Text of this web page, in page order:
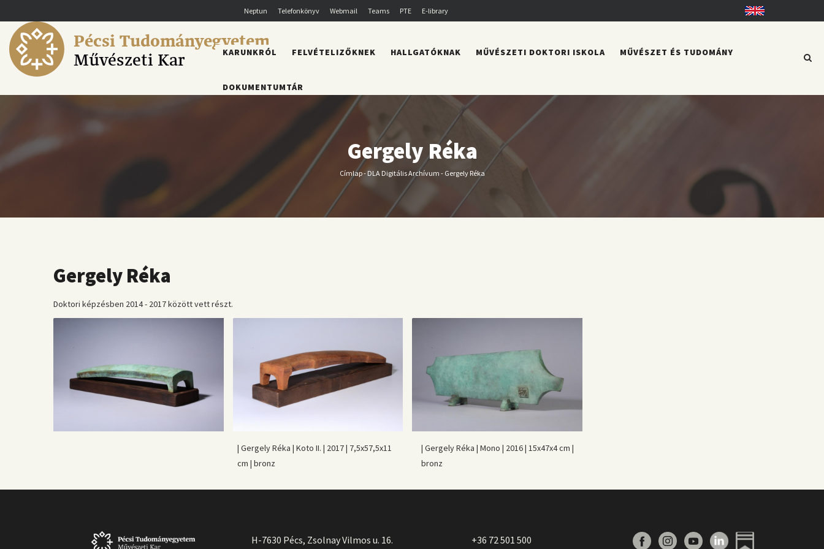
a
tartalomra
Neptun Telefonkönyv Webmail Teams PTE E-library English
Pécsi Tudományegyetem
Művészeti Kar
FŐMENÜ
KARUNKRÓL FELVÉTELIZŐKNEK HALLGATÓKNAK MŰVÉSZETI DOKTORI ISKOLA MŰVÉSZET ÉS TUDOMÁNY
DOKUMENTUMTÁR
Gergely Réka
Morzsa
Címlap-DLA Digitális Archívum - Gergely Réka
Gergely Réka
Doktori képzésben 2014 - 2017 között vett részt.
| Gergely Réka | Koto II. | 2017 | 7,5x57,5x11
cm | bronz
| Gergely Réka | Mono | 2016 | 15x47x4 cm |
bronz
H-7630 Pécs, Zsolnay Vilmos u. 16. +36 72 501 500